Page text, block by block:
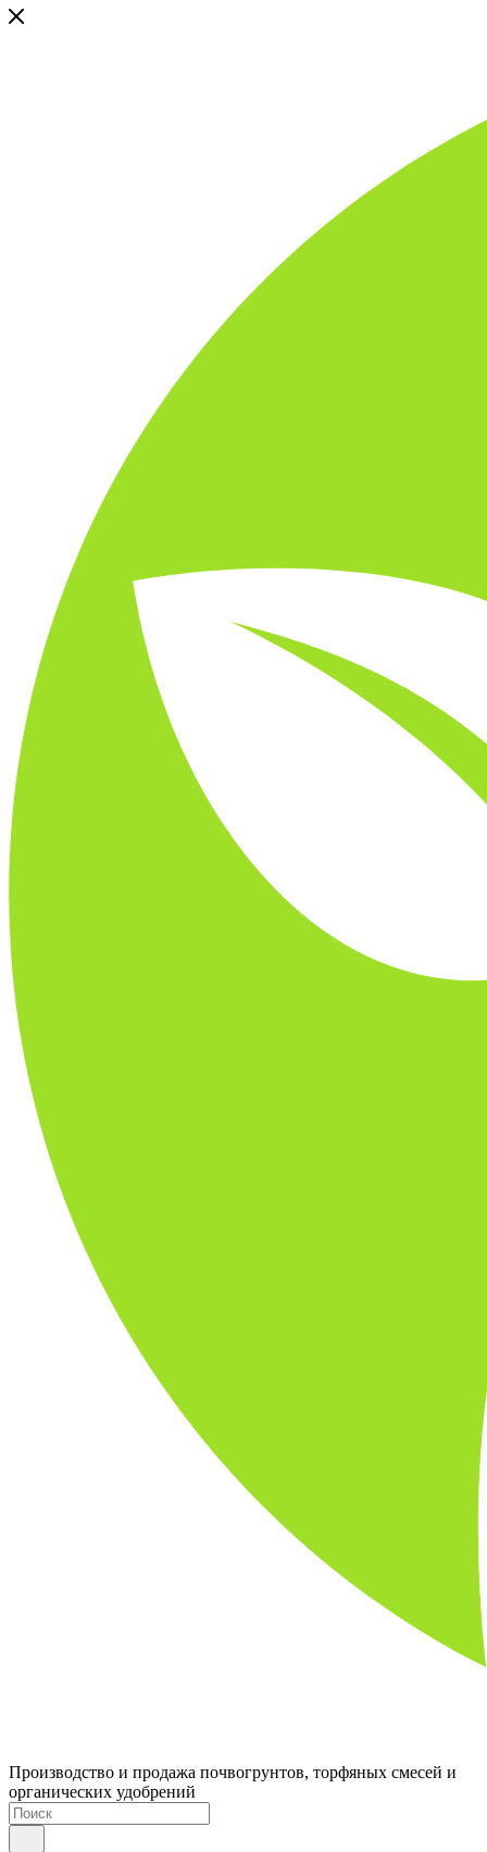
Производство и продажа почвогрунтов, торфяных смесей и
органических удобрений